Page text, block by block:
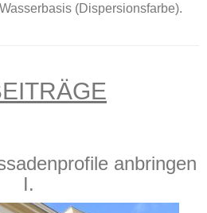
(Dispersionsfarbe).
anbringen
I.